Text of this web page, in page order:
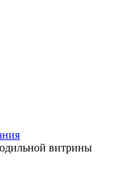
витрины